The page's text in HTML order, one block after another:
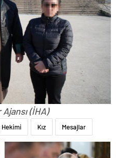
(İHA)
Hekimi Kız Mesajlar